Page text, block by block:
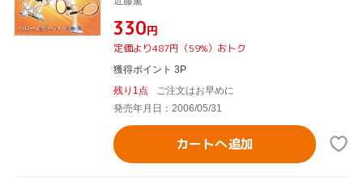
¥330円
定価より487円（59%）おトク
獲得ポイント 3P
残り1点
ご注文はお早めに
発売年月日：2006/05/31
カートへ追加